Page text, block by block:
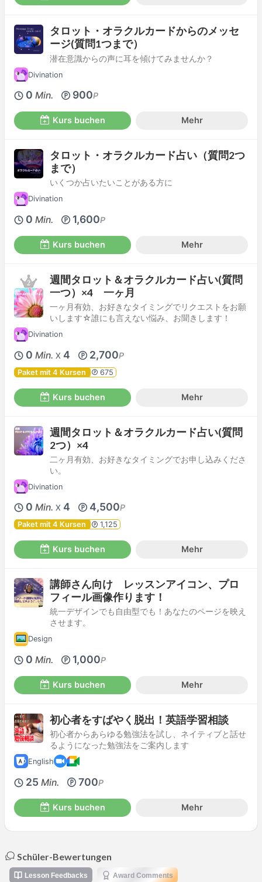
タロット・オラクルカードからのメッセ
ージ(質問1つまで）
潜在意識からの声に耳を傾けてみませんか？
Divination
0 Min. 900P
Kurs buchen Mehr
タロット・オラクルカード占い（質問2つ
まで）
いくつか占いたいことがある方に
Divination
0 Min. 1,600P
Kurs buchen Mehr
週間タロット＆オラクルカード占い(質問
一つ）×4 一ヶ月
一ヶ月有効、お好きなタイミングでリクエストをお願
いします☆誰にも言えない悩み、お聞きします！
Divination
0 Min. X 4 2,700P
Paket mit 4 Kursen 675
Kurs buchen Mehr
週間タロット＆オラクルカード占い(質問
2つ）×4
二ヶ月有効、お好きなタイミングでお申し込みくださ
い。
Divination
0 Min. X 4 4,500P
Paket mit 4 Kursen 1,125
Kurs buchen Mehr
講師さん向け レッスンアイコン、プロ
フィール画像作ります！
統一デザインでも自由型でも！あなたのページを映え
させます。
Design
0 Min. 1,000P
Kurs buchen Mehr
初心者をすばやく脱出！英語学習相談
初心者からあらゆる勉強法を試し、ネイティブと話せ
るようになった勉強法をご案内します
English
25 Min. 700P
Kurs buchen Mehr
Schüler-Bewertungen
Lesson Feedbacks Award Comments